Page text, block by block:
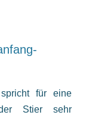
spricht für eine
Stier sehr